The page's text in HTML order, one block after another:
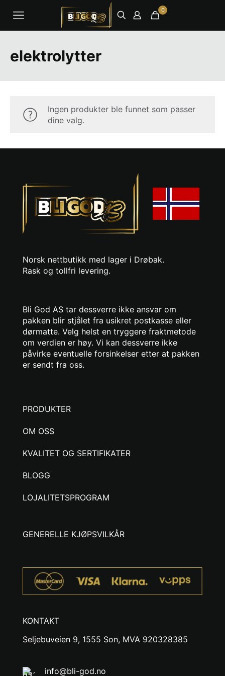
0
elektrolytter
Ingen produkter ble funnet som passer
dine valg.
Norsk nettbutikk med lager i Drøbak.
Rask og tollfri levering.
Bli God AS tar dessverre ikke ansvar om
pakken blir stjålet fra usikret postkasse eller
dørmatte. Velg helst en tryggere fraktmetode
om verdien er høy. Vi kan dessverre ikke
påvirke eventuelle forsinkelser etter at pakken
er sendt fra oss.
PRODUKTER
OM OSS
KVALITET OG SERTIFIKATER
BLOGG
LOJALITETSPROGRAM
GENERELLE KJØPSVILKÅR
KONTAKT
Seljebuveien 9, 1555 Son, MVA 920328385
info@bli-god.no